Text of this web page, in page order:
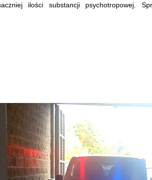
ilości substancji psychotropowej.